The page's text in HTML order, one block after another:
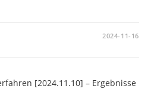
2024-11-16